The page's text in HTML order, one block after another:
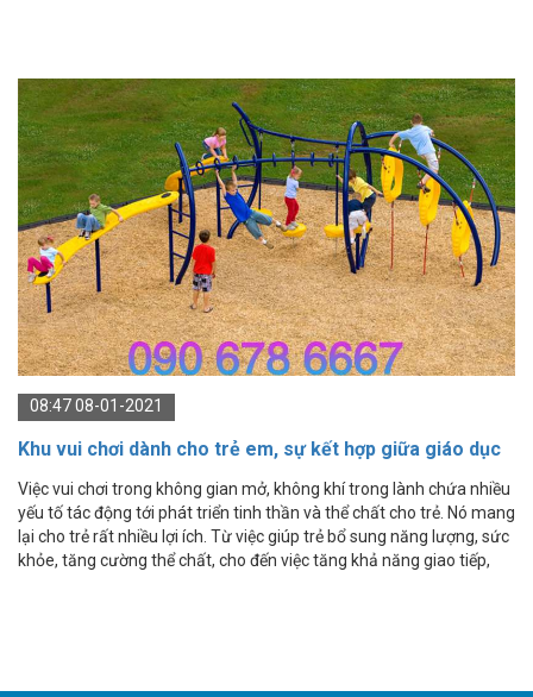
08:47 08-01-2021
Khu vui chơi dành cho trẻ em, sự kết hợp giữa giáo dục
và giải trí
Việc vui chơi trong không gian mở, không khí trong lành chứa nhiều
yếu tố tác động tới phát triển tinh thần và thể chất cho trẻ. Nó mang
lại cho trẻ rất nhiều lợi ích. Từ việc giúp trẻ bổ sung năng lượng, sức
khỏe, tăng cường thể chất, cho đến việc tăng khả năng giao tiếp,